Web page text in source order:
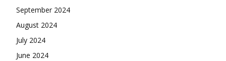
September 2024
August 2024
July 2024
June 2024